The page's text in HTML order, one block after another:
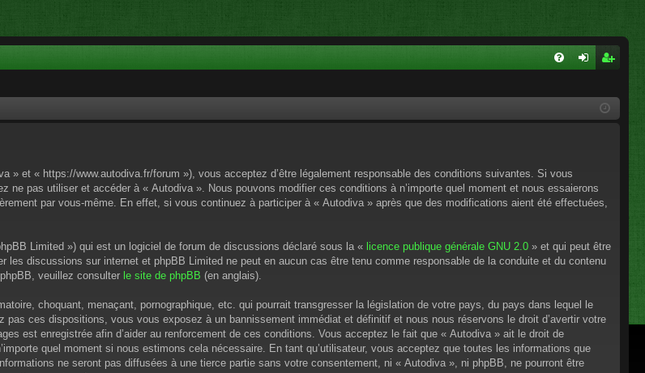
cri
et « https://www.autodiva.fr/forum »), vous acceptez d’être légalement responsable des conditions suivantes. Si vous
ne pas utiliser et accéder à « Autodiva ». Nous pouvons modifier ces conditions à n’importe quel moment et nous essaierons
par vous-même. En effet, si vous continuez à participer à « Autodiva » après que des modifications aient été effectuées,
Limited ») qui est un logiciel de forum de discussions déclaré sous la « licence publique générale GNU 2.0 » et qui peut être
les discussions sur internet et phpBB Limited ne peut en aucun cas être tenu comme responsable de la conduite et du contenu
veuillez consulter le site de phpBB (en anglais).
choquant, menaçant, pornographique, etc. qui pourrait transgresser la législation de votre pays, du pays dans lequel le
ces dispositions, vous vous exposez à un bannissement immédiat et définitif et nous nous réservons le droit d’avertir votre
est enregistrée afin d’aider au renforcement de ces conditions. Vous acceptez le fait que « Autodiva » ait le droit de
quel moment si nous estimons cela nécessaire. En tant qu’utilisateur, vous acceptez que toutes les informations que
ne seront pas diffusées à une tierce partie sans votre consentement, ni « Autodiva », ni phpBB, ne pourront être